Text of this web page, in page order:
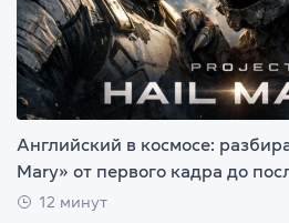
Английский в космосе:
Mary» от первого кадра до
12 минут